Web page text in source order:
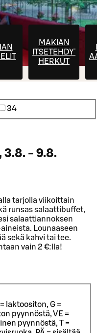
MAKIAN
ITSETEHDYT
HERKUT
34
3.8. - 9.8.
tarjolla viikoittain
runsas salaattibuffet,
salaattiannoksen
Lounaaseen
sekä kahvi tai tee.
vain 2 €:lla!
laktoositon, G =
pyynnöstä, VE =
pyynnöstä, T =